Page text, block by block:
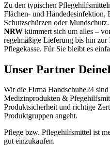
Zu den typischen
Flächen- und Händedesinfektion,
Schutzschürzen oder Mundschutz.
NRW kümmert sich um alles –
regelmäßige Lieferung bis hin
Pflegekasse. Für Sie bleibt es
Unser Partner
Wir die Firma Handschuhe24
Medizinprodukten &
Produktsicherheit und richtige
Produktgruppen angeht.
Pflege bzw. Pflegehilfsmittel ist
gut einzukaufen.